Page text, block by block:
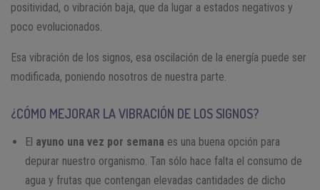
positividad, o vibración baja, que da lugar a estados negativos y
poco evolucionados.
Esa vibración de los signos, esa oscilación de la energía puede ser
modificada, poniendo nosotros de nuestra parte.
¿CÓMO MEJORAR LA VIBRACIÓN DE LOS SIGNOS?
El ayuno una vez por semana es una buena opción para
depurar nuestro organismo. Tan sólo hace falta el consumo de
agua y frutas que contengan elevadas cantidades de dicho